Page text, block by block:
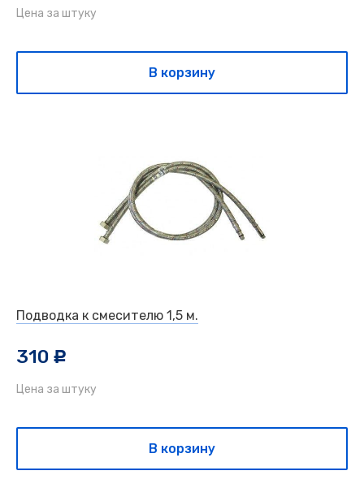
Цена за штуку
В корзину
Подводка к смесителю 1,5 м.
310 c
Цена за штуку
В корзину